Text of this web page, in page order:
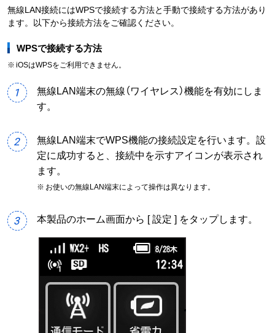
無線LAN接続にはWPSで接続する方法と手動で接続する方法があり
ます。以下から接続方法をご確認ください。
WPSで接続する方法
※iOSはWPSをご利用できません。
1
無線LAN端末の無線（ワイヤレス）機能を有効にしま
す。
2
無線LAN端末でWPS機能の接続設定を行います。設
定に成功すると、接続中を示すアイコンが表示され
ます。
※ お使いの無線LAN端末によって操作は異なります。
3 本製品のホーム画面から [ 設定 ] をタップします。